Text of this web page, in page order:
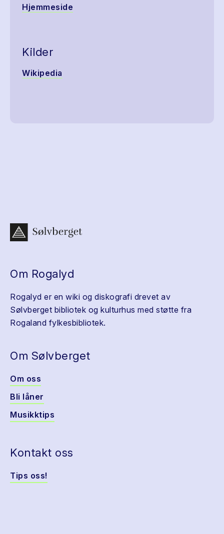
Hjemmeside
Kilder
Wikipedia
Om Rogalyd
Rogalyd er en wiki og diskografi drevet av
Sølvberget bibliotek og kulturhus med støtte fra
Rogaland fylkesbibliotek.
Om Sølvberget
Om oss
Bli låner
Musikktips
Kontakt oss
Tips oss!